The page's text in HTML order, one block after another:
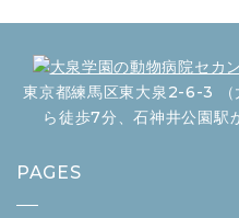
東京都練馬区東大泉2-6-3 （
ら徒歩7分、石神井公園駅
PAGES